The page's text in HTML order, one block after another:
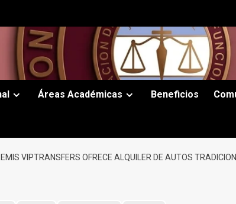
Áreas Académicas Beneficios
VIPTRANSFERS OFRECE ALQUILER DE AUTOS